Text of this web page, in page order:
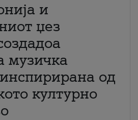
и
џез
музичка
од
културно